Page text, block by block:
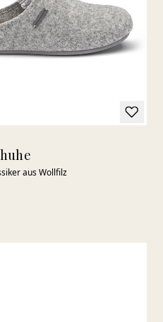
aus Wollfilz